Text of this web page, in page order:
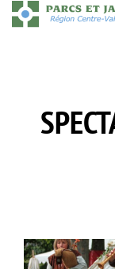
Aller
au